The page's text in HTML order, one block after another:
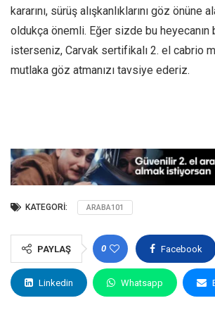
kararını, sürüş alışkanlıklarını göz önüne
oldukça önemli. Eğer sizde bu heyecanın
isterseniz, Carvak sertifikalı 2. el cabrio
mutlaka göz atmanızı tavsiye ederiz.
KATEGORI: ARABA101
PAYLAŞ 0 Facebook
Linkedin Whatsapp